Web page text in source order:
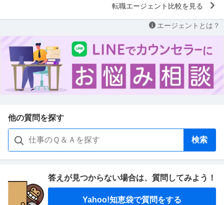
転職エージェント比較を見る
エージェントとは？
他の質問を探す
検索
答えが見つからない場合は、 質問してみよう！
Yahoo!知恵袋で質問をする